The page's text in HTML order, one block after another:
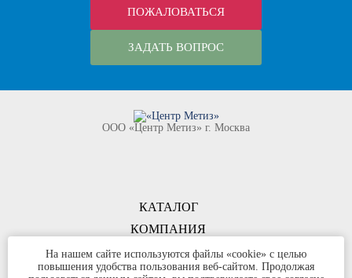
ПОЖАЛОВАТЬСЯ
ЗАДАТЬ ВОПРОС
КОМПАНИЯ
ООО «Центр Метиз» г. Москва
КАТАЛОГ
КОНТАКТЫ
©ООО «Центр Метиз» 2000-2026
На нашем сайте используются файлы «cookie» с целью
повышения удобства пользования веб-сайтом. Продолжая